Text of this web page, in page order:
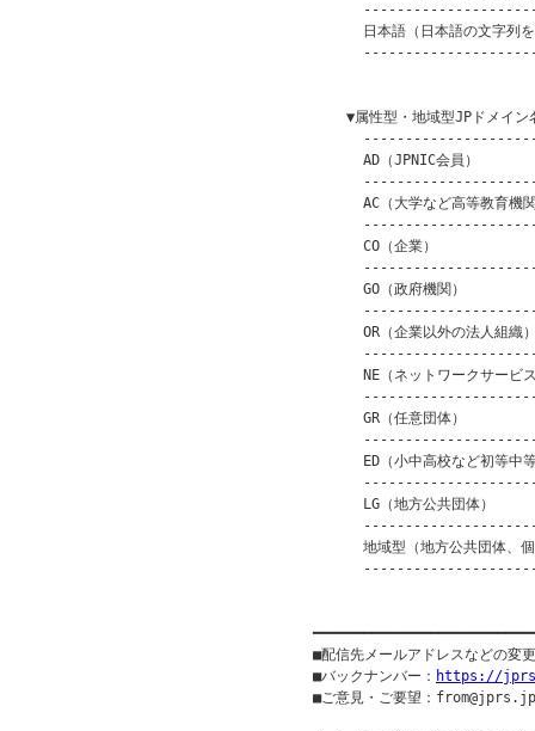
日本語（日本語の文字列
▼属性型・地域型JPドメイン
AD（JPNIC会員）
AC（大学など高等教育
CO（企業）
GO（政府機関）
OR（企業以外の法人組
NE（ネットワークサー
GR（任意団体）
ED（小中高校など初等中
LG（地方公共団体）
地域型（地方公共団体、
■配信先メールアドレスなどの変
■バックナンバー： https://
■ご意見・ご要望：from@jprs.jp